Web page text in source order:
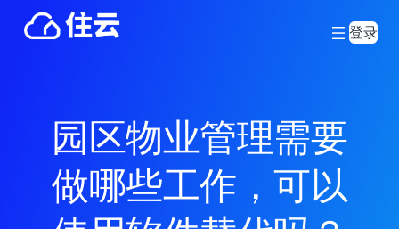
登录
园区物业管理需要
做哪些工作，可以